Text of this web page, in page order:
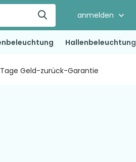
anmelden
Hallenbeleuchtung
Geld-zurück-Garantie